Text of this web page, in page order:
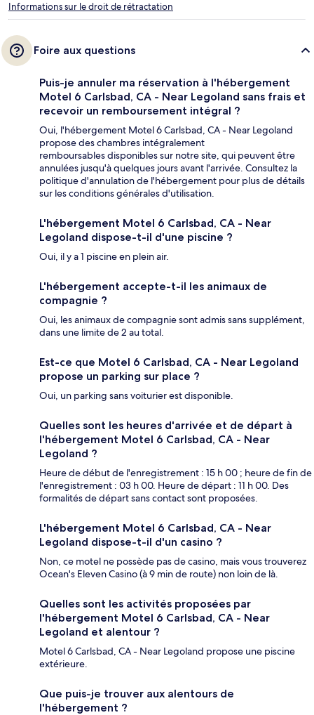
Informations sur le droit de rétractation
Foire aux questions
Puis-je annuler ma réservation à l'hébergement
Motel 6 Carlsbad, CA - Near Legoland sans frais et
recevoir un remboursement intégral ?
Oui, l'hébergement Motel 6 Carlsbad, CA - Near Legoland
propose des chambres intégralement
remboursables disponibles sur notre site, qui peuvent être
annulées jusqu'à quelques jours avant l'arrivée. Consultez la
politique d'annulation de l'hébergement pour plus de détails
sur les conditions générales d'utilisation.
L'hébergement Motel 6 Carlsbad, CA - Near
Legoland dispose-t-il d'une piscine ?
Oui, il y a 1 piscine en plein air.
L'hébergement accepte-t-il les animaux de
compagnie ?
Oui, les animaux de compagnie sont admis sans supplément,
dans une limite de 2 au total.
Est-ce que Motel 6 Carlsbad, CA - Near Legoland
propose un parking sur place ?
Oui, un parking sans voiturier est disponible.
Quelles sont les heures d'arrivée et de départ à
l'hébergement Motel 6 Carlsbad, CA - Near
Legoland ?
Heure de début de l'enregistrement : 15 h 00 ; heure de fin de
l'enregistrement : 03 h 00. Heure de départ : 11 h 00. Des
formalités de départ sans contact sont proposées.
L'hébergement Motel 6 Carlsbad, CA - Near
Legoland dispose-t-il d'un casino ?
Non, ce motel ne possède pas de casino, mais vous trouverez
Ocean's Eleven Casino (à 9 min de route) non loin de là.
Quelles sont les activités proposées par
l'hébergement Motel 6 Carlsbad, CA - Near
Legoland et alentour ?
Motel 6 Carlsbad, CA - Near Legoland propose une piscine
extérieure.
Que puis-je trouver aux alentours de
l'hébergement ?